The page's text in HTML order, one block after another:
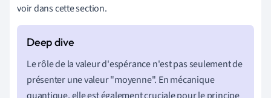
voir dans cette section.
Le rôle de la valeur d'espérance n'est pas seulement de
présenter une valeur "moyenne". En mécanique
quantique, elle est également cruciale pour le principe